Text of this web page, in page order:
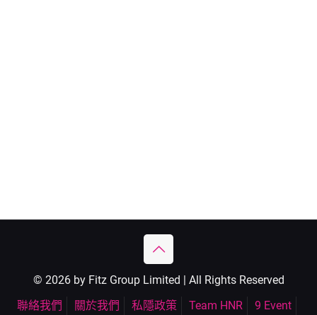
© 2026 by Fitz Group Limited | All Rights Reserved
聯絡我們
關於我們 私隱政策 Team HNR 9 Event